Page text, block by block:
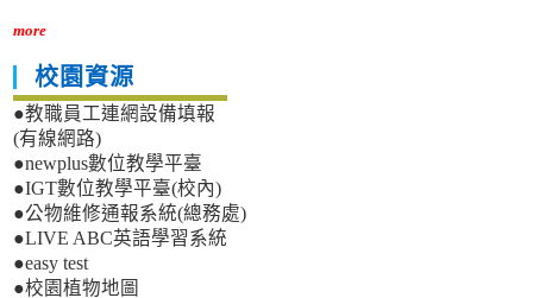
more
校園資源
●教職員工連網設備填報
(有線網路)
●newplus數位教學平臺
●IGT數位教學平臺(校內)
●公物維修通報系統(總務處)
●LIVE ABC英語學習系統
●easy test
●校園植物地圖